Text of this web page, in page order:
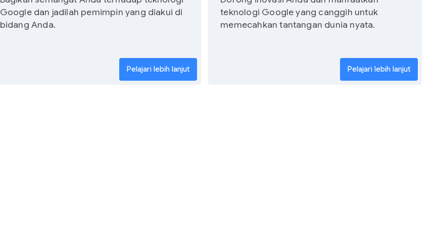
Google dan jadilah pemimpin yang diakui di
bidang Anda.
Pelajari lebih lanjut
teknologi Google yang canggih untuk
memecahkan tantangan dunia nyata.
Pelajari lebih lanjut